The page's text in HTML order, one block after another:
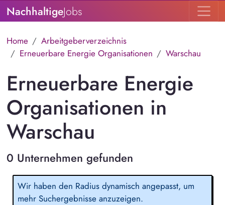
NachhaltigeJobs
Home
Arbeitgeberverzeichnis
Erneuerbare Energie Organisationen
Warschau
Erneuerbare Energie
Organisationen in
Warschau
0 Unternehmen gefunden
Wir haben den Radius dynamisch angepasst, um
mehr Suchergebnisse anzuzeigen.